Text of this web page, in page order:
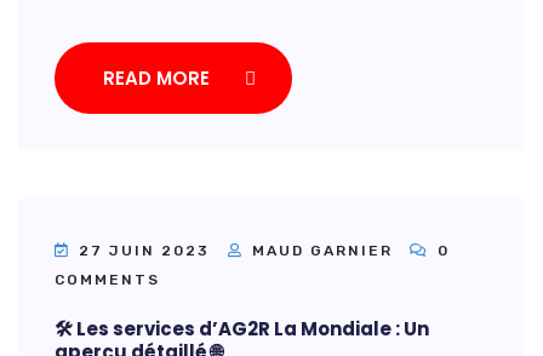
READ MORE
27 JUIN 2023 MAUD GARNIER
0
COMMENTS
🛠️ Les services d’AG2R La Mondiale : Un